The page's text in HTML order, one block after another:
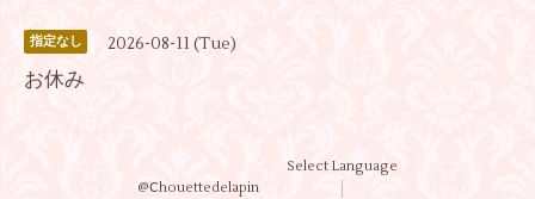
指定なし 2026-08-11 (Tue)
お休み
@Ⅽhouettedelapin
Select Language